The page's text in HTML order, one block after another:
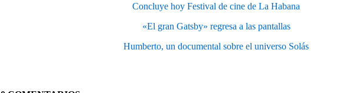
Concluye hoy Festival de cine de La Habana
«El gran Gatsby» regresa a las pantallas
Humberto, un documental sobre el universo Solás